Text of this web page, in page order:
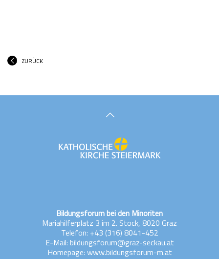
ZURÜCK
Bildungsforum bei den Minoriten
Mariahilferplatz 3 im 2. Stock, 8020 Graz
Telefon: +43 (316) 8041-452
E-Mail: bildungsforum@graz-seckau.at
Homepage: www.bildungsforum-m.at